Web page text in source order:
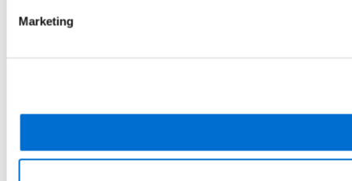
Marketing